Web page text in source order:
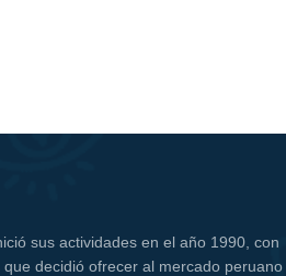
sus actividades en el año 1990, con
decidió ofrecer al mercado peruano